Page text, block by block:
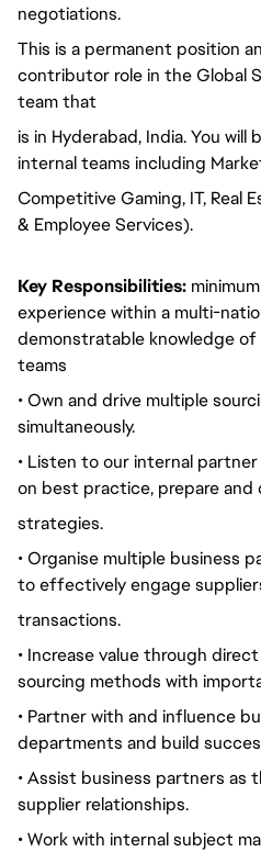
negotiations.
This is a permanent position
contributor role in the Global
team that
is in Hyderabad, India. You
internal teams including
Competitive Gaming, IT, Real
& Employee Services).
Key Responsibilities:
experience within a multi-
demonstratable knowledge
teams
• Own and drive multiple
simultaneously.
• Listen to our internal
on best practice, prepare and
strategies.
• Organise multiple business
to effectively engage
transactions.
• Increase value through
sourcing methods with
• Partner with and influence
departments and build
• Assist business partners as
supplier relationships.
• Work with internal subject